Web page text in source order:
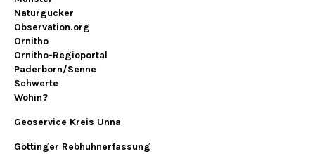
Naturgucker
Observation.org
Ornitho
Ornitho-Regioportal
Paderborn/Senne
Schwerte
Wohin?
Geoservice Kreis Unna
Göttinger Rebhuhnerfassung